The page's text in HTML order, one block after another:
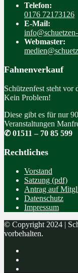
Telefon:
0176 72173126
E-Mail:
Webmaster:
Fahnenverkauf
Schützenfest steht vor
Kein Problem!
Diese gibt es für nur
Veranstaltungen
✆ 01511 – 70 85 599
Rechtliches
Vorstand
Satzung (pdf)
Antrag auf
Datenschutz
Impressum
© Copyright 2024 |
vorbehalten.